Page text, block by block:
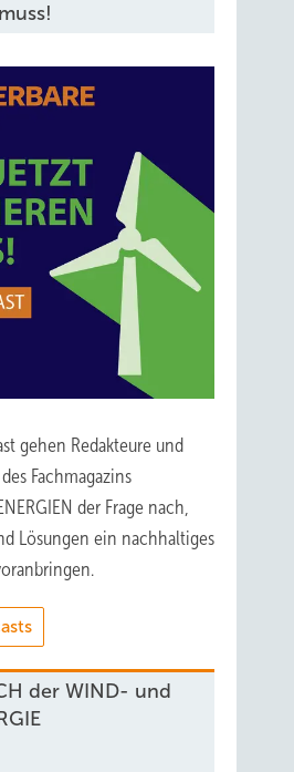
gehen Redakteure und
Fachmagazins
der Frage nach,
Lösungen ein nachhaltiges
der WIND- und